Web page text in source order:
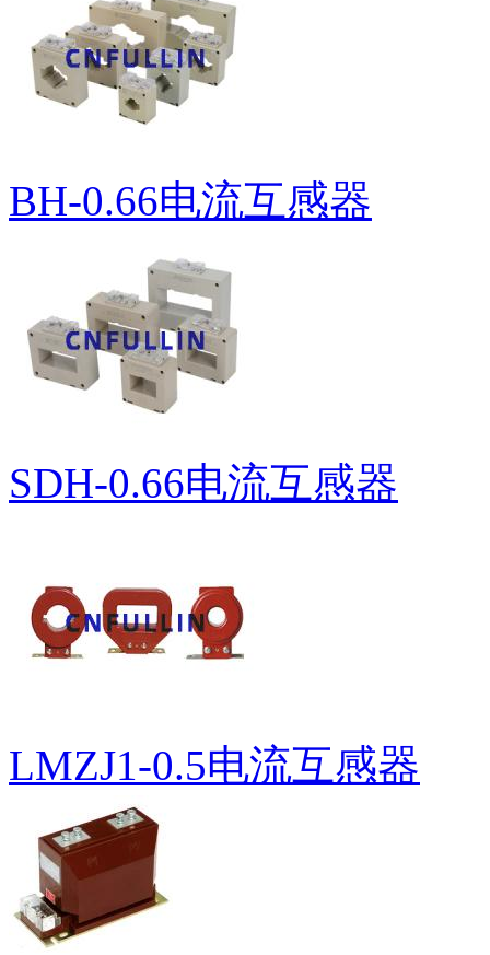
BH-0.66电流互感器
SDH-0.66电流互感器
LMZJ1-0.5电流互感器